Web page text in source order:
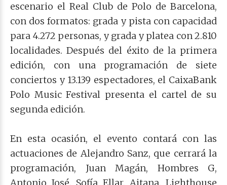
escenario el Real Club de Polo de Barcelona,
con dos formatos: grada y pista con capacidad
para 4.272 personas, y grada y platea con 2.810
localidades. Después del éxito de la primera
edición, con una programación de siete
conciertos y 13.139 espectadores, el CaixaBank
Polo Music Festival presenta el cartel de su
segunda edición.
En esta ocasión, el evento contará con las
actuaciones de Alejandro Sanz, que cerrará la
programación, Juan Magán, Hombres G,